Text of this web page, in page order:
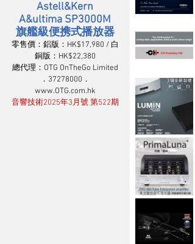
Astell&Kern
A&ultima SP3000M
旗艦級便携式播放器
零售價：鋁版：HK$17,980 / 白
銅版：HK$22,380
總代理：OTG OnTheGo Limited
．37278000．
www.OTG.com.hk
音響技術2025年3月號 第522期